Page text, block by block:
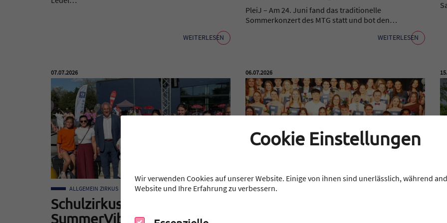
WEITERLESEN
PleiJ – Am 24. Juni fand das traditionelle
Sommerkonzert des MTG statt und bot den…
WEITERLESEN
Veröffentlicht am:
07.07.2026
Schulzirkus „Mozarella“ bei
SummerVibes
ALLGEMEIN ZIRKUS
Veröffentlicht am:
06.07.2026
ALLGEMEIN
Cookie Einstellungen
Wir verwenden Cookies auf unserer Website. Einige von ihnen sind unerlässlich, während
Website und Ihre Erfahrung zu verbessern.